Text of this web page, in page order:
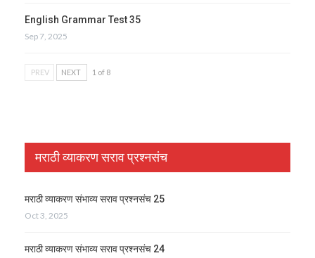
English Grammar Test 35
Sep 7, 2025
PREV NEXT 1 of 8
मराठी व्याकरण सराव प्रश्नसंच
मराठी व्याकरण संभाव्य सराव प्रश्नसंच 25
Oct 3, 2025
मराठी व्याकरण संभाव्य सराव प्रश्नसंच 24